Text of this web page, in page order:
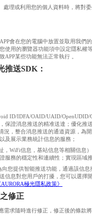
處理或利用您的個人資料時，將對
會在您的電腦中放置並取用我們
使用的瀏覽器功能項中設定隱私權
APP某些功能無法正常執行 。
推送SDK：
ID/IDFA/OAID/UAID/OpenUDID/
保證消息推送的精准送達；優化推
況，整合消息推送的通道資源，為
及展示業務統計信息的服務；
，WiFi信息，基站信息等相關信息
服務的穩定性和連續性；實現區域推
向您提供智能推送功能，通過該信
信息對您用戶的打擾，您可以選擇
AURORA極光隱私政策》
修正
需求隨時進行修正，修正後的條款將